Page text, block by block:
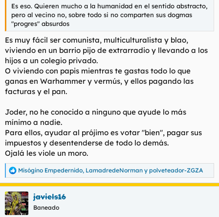
l
t
e
a
i
o
Es eso. Quieren mucho a la humanidad en el sentido abstracto,
pero al vecino no, sobre todo si no comparten sus dogmas
"progres" absurdos
Es muy fácil ser comunista, multiculturalista y blao,
viviendo en un barrio pijo de extrarradio y llevando a los
hijos a un colegio privado.
O viviendo con papis mientras te gastas todo lo que
ganas en Warhammer y vermús, y ellos pagando las
facturas y el pan.
Joder, no he conocido a ninguno que ayude lo más
mínimo a nadie.
Para ellos, ayudar al prójimo es votar "bien", pagar sus
impuestos y desentenderse de todo lo demás.
Ojalá les viole un moro.
R
e
a
c
c
i
Misógino Empedernido, LamadredeNorman y polveteador-ZGZA
javiels16
Baneado